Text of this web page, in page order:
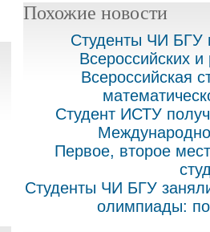
Похожие новости
Студенты ЧИ БГУ
Всероссийских
Всероссийская
Студент ИСТУ
Первое, второе
Студенты ЧИ БГУ
олимпиады: